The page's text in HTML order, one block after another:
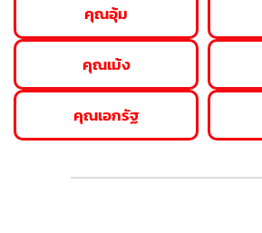
คุณอุ้ม
คุณเม้ง
คุณเอกรัฐ